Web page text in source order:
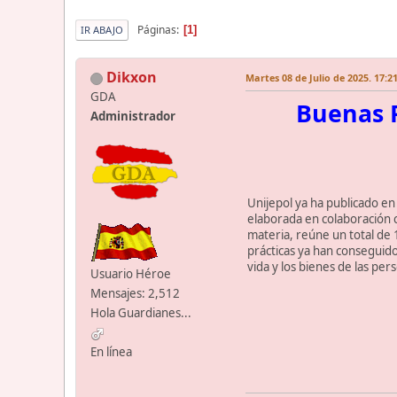
IR ABAJO Páginas 1
Dikxon
GDA
Administrador
Usuario Héroe
Mensajes: 2,512
Hola Guardianes...
En línea
Martes 08 de Julio de 2025.
Buenas
Unijepol ya ha publicado
elaborada en colaboración
materia, reúne un total de
prácticas ya han
vida y los bienes de las